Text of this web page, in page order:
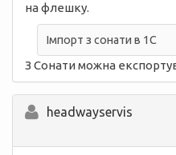
на флешку.
Імпорт з сонати в 1С
З Сонати можна
headwayservis